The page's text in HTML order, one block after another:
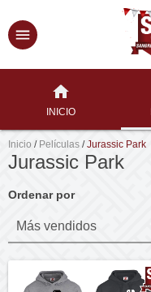
INICIO
Inicio / Películas / Jurassic Park
Jurassic Park
Ordenar por